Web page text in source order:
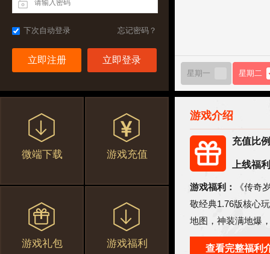
忘记密码？
下次自动登录
立即注册
微端下载 游戏充值
游戏礼包 游戏福利
星期一 星期二
游戏介绍
充值比
上线福
游戏福利：
《传奇
敬经典1.76版核心
地图，神装满地爆
验。
查看完整福利